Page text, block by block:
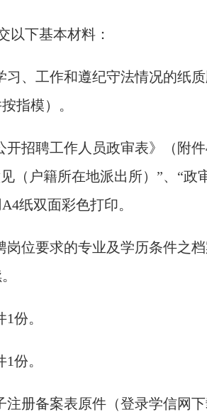
以下基本材料：
习、工作和遵纪守法情况的纸
指模）。
开招聘工作人员政审表》（附
（户籍所在地派出所）”、“
纸双面彩色打印。
岗位要求的专业及学历条件之
份。
份。
注册备案表原件（登录学信网